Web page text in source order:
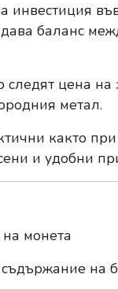
баланс
цена на
метал.
както
и удобни
монета
на